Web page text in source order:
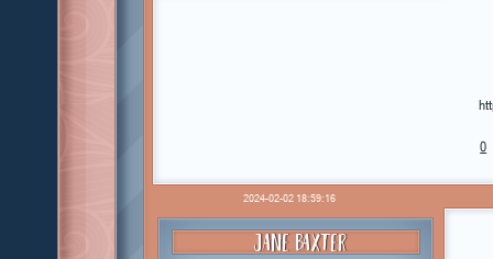
0
2024-02-02 18:59:16
JANE BAXTER